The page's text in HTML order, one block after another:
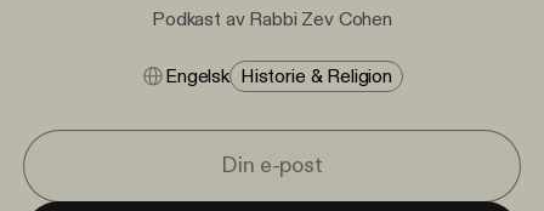
Podkast av Rabbi Zev Cohen
Engelsk Historie & Religion